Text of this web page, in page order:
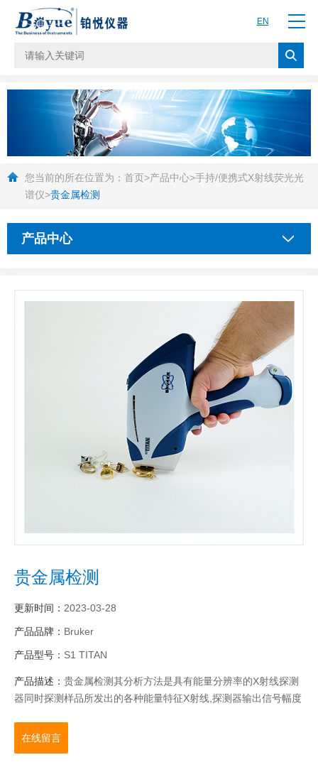
EN
您当前的所在位置为： 首页>产品中心>手持/便携式X射线荧光光
谱仪>贵金属检测
产品中心
贵金属检测
更新时间： 2023-03-28
产品品牌： Bruker
产品型号： S1 TITAN
产品描述： 贵金属检测其分析方法是具有能量分辨率的X射线探测
器同时探测样品所发出的各种能量特征X射线,探测器输出信号幅度
量大小及强度,对样品进行定量,定性分析.欢迎来电咨询!
在线留言